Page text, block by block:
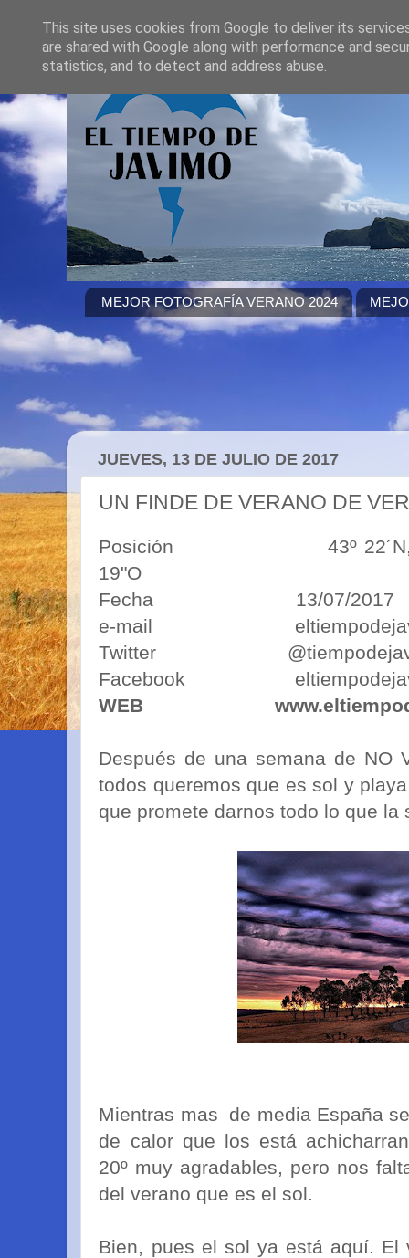
MEJOR FOTOGRAFÍA VERANO 2024
JUEVES, 13 DE JULIO DE 2017
UN FINDE DE VERANO DE
Posición 43º 22´N,
19"O
Fecha 13/07/2017
e-mail
Twitter
Facebook
WEB
Después de una semana de NO
todos queremos que es sol y
que promete darnos todo lo que la
Mientras mas de media España
de calor que los está
20º muy agradables, pero nos
del verano que es el sol.
Bien, pues el sol ya está aquí. El
This site uses cookies from Google to deliver its
are shared with Google along with performance and
statistics, and to detect and address abuse.